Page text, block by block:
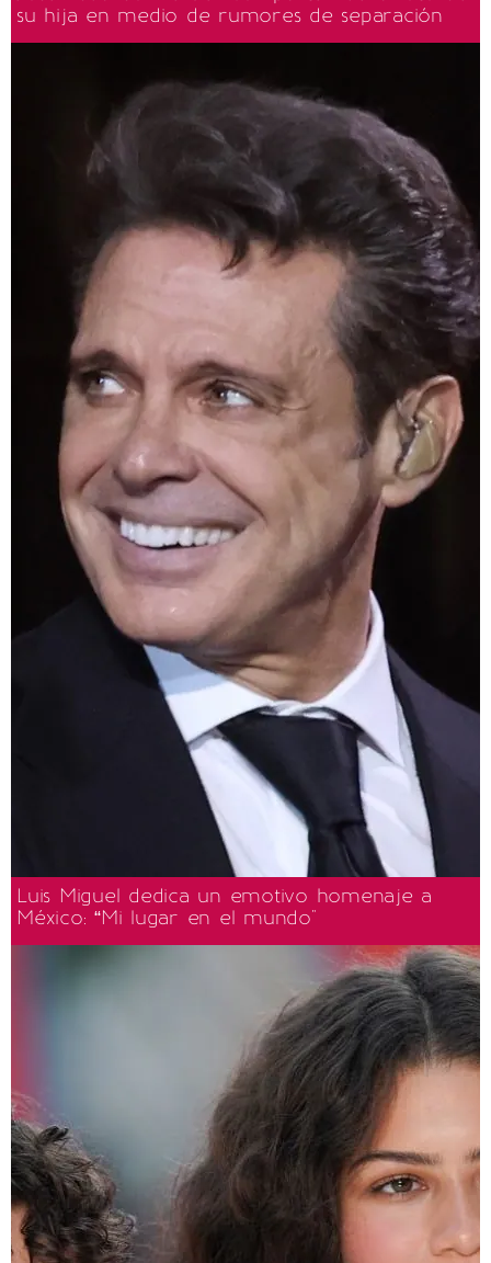
su hija en medio de rumores de separación
Luis Miguel dedica un emotivo homenaje a
México: “Mi lugar en el mundo"